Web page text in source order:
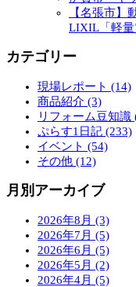
【名張市】
LIXIL「軽量
カテゴリー
現場レポート (14)
商品紹介 (3)
リフォーム豆知識
ぷらす1日記 (233)
イベント (54)
その他 (12)
月別アーカイブ
2026年8月 (3)
2026年7月 (5)
2026年6月 (5)
2026年5月 (2)
2026年4月 (5)